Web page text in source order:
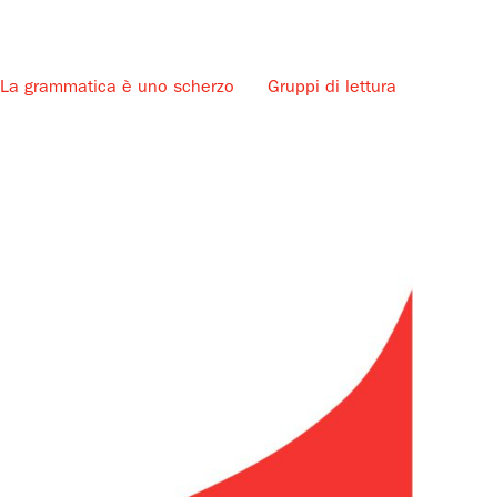
La grammatica è uno scherzo Gruppi di lettura